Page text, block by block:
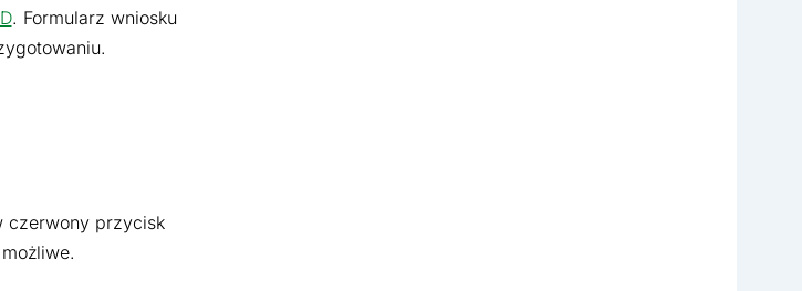
. Formularz wniosku
czerwony przycisk